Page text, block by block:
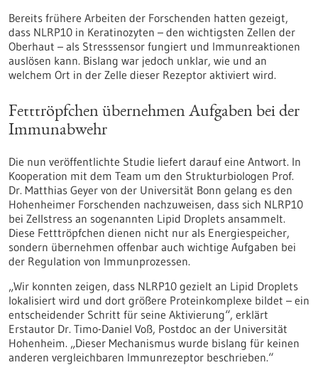
Bereits frühere Arbeiten der Forschenden hatten gezeigt,
dass NLRP10 in Keratinozyten – den wichtigsten Zellen der
Oberhaut – als Stresssensor fungiert und Immunreaktionen
auslösen kann. Bislang war jedoch unklar, wie und an
welchem Ort in der Zelle dieser Rezeptor aktiviert wird.
Fetttröpfchen übernehmen Aufgaben bei der
Immunabwehr
Die nun veröffentlichte Studie liefert darauf eine Antwort. In
Kooperation mit dem Team um den Strukturbiologen Prof.
Dr. Matthias Geyer von der Universität Bonn gelang es den
Hohenheimer Forschenden nachzuweisen, dass sich NLRP10
bei Zellstress an sogenannten Lipid Droplets ansammelt.
Diese Fetttröpfchen dienen nicht nur als Energiespeicher,
sondern übernehmen offenbar auch wichtige Aufgaben bei
der Regulation von Immunprozessen.
„Wir konnten zeigen, dass NLRP10 gezielt an Lipid Droplets
lokalisiert wird und dort größere Proteinkomplexe bildet – ein
entscheidender Schritt für seine Aktivierung“, erklärt
Erstautor Dr. Timo-Daniel Voß, Postdoc an der Universität
Hohenheim. „Dieser Mechanismus wurde bislang für keinen
anderen vergleichbaren Immunrezeptor beschrieben.“